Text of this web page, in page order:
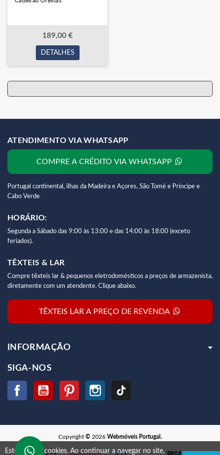
189,00 €
DETALHES
ATENDIMENTO VIA WHATSAPP
COMPRE A CRÉDITO VIA WHATSAPP
Portugal continental, ilhas da Madeira e Açores, São Tomé e Príncipe e
Cabo Verde
HORÁRIO:
Segunda a Sábado das 9:00 às 13:00 e das 14:00 às 18:00 (exceto
feriados).
TÊXTEIS & LAR
Compre têxteis lar & pequenos eletrodomésticos a preços de armazenista,
diretamente com um atendente. Clique abaixo.
TÊXTEIS LAR A PREÇO DE REVENDA
INFORMAÇÃO
SIGA-NOS
Facebook YouTube Pinterest Instagram
Copyright ©2026 Webmóveis Portugal.
Este site usa cookies. Ao continuar a navegar no site,